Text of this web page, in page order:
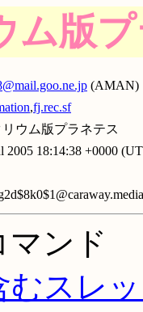
ム版
(AMAN)
,fj.rec.sf
ウム版プラネテス
2005 18:14:38 +0000
ンド
むスレ